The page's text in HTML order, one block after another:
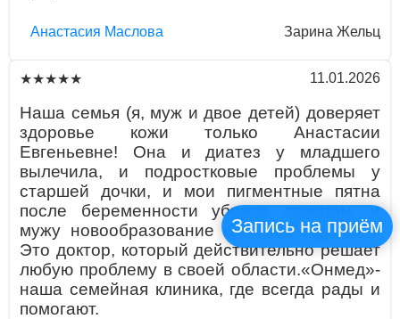
Aнaстaсия Маслова Зарина Жельц
★★★★★ 11.01.2026
Наша семья (я, муж и двое детей) доверяет
здоровье кожи только Анастасии
Евгеньевне! Она и диатез у младшего
вылечила, и подростковые проблемы у
старшей дочки, и мои пигментные пятна
после беременности убрала лазером, и
мужу новообразование на спине удалила.
Это доктор, который действительно решает
любую проблему в своей области.«Онмед»-
наша семейная клиника, где всегда рады и
помогают.
Запись на приём